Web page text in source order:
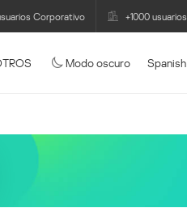
Corporativo +1000 usuarios
Modo oscuro Spanish